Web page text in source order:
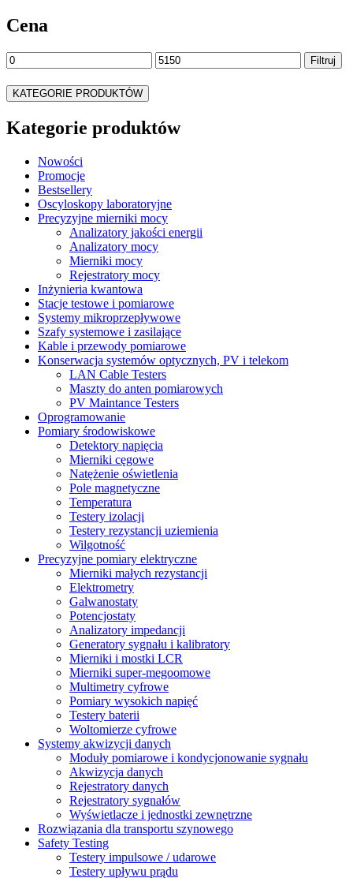
Cena
Cena
min
Cena
max
Filtruj
KATEGORIE PRODUKTÓW
Kategorie produktów
Nowości
Promocje
Bestsellery
Oscyloskopy laboratoryjne
Precyzyjne mierniki mocy
Analizatory jakości energii
Analizatory mocy
Mierniki mocy
Rejestratory mocy
Inżynieria kwantowa
Stacje testowe i pomiarowe
Systemy mikroprzepływowe
Szafy systemowe i zasilające
Kable i przewody pomiarowe
Konserwacja systemów optycznych, PV i telekom
LAN Cable Testers
Maszty do anten pomiarowych
PV Maintance Testers
Oprogramowanie
Pomiary środowiskowe
Detektory napięcia
Mierniki cęgowe
Natężenie oświetlenia
Pole magnetyczne
Temperatura
Testery izolacji
Testery rezystancji uziemienia
Wilgotność
Precyzyjne pomiary elektryczne
Mierniki małych rezystancji
Elektrometry
Galwanostaty
Potencjostaty
Analizatory impedancji
Generatory sygnału i kalibratory
Mierniki i mostki LCR
Mierniki super-megoomowe
Multimetry cyfrowe
Pomiary wysokich napięć
Testery baterii
Woltomierze cyfrowe
Systemy akwizycji danych
Moduły pomiarowe i kondycjonowanie sygnału
Akwizycja danych
Rejestratory danych
Rejestratory sygnałów
Wyświetlacze i jednostki zewnętrzne
Rozwiązania dla transportu szynowego
Safety Testing
Testery impulsowe / udarowe
Testery upływu prądu